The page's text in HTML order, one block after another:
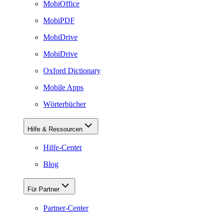
MobiOffice
MobiPDF
MobiDrive
MobiDrive
Oxford Dictionary
Mobile Apps
Wörterbücher
Hilfe & Ressourcen
Hilfe-Center
Blog
Für Partner
Partner-Center